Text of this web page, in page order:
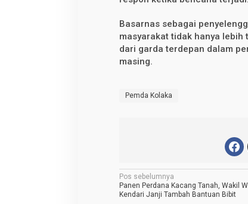
Basarnas sebagai
masyarakat tidak hanya
dari garda terdepan dalam
masing.
Pemda Kolaka
N
a
Pos sebelumnya
Panen Perdana Kacang Tanah, Wakil
Kendari Janji Tambah Bantuan Bibit